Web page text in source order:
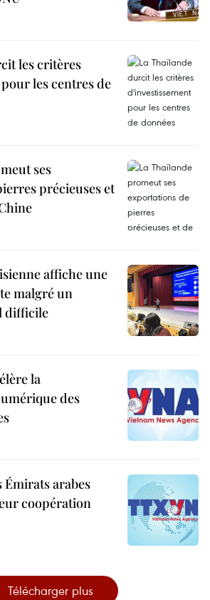
les critères
les centres de
ses
précieuses et
affiche une
malgré un
difficile
la
des
arabes
coopération
Télécharger plus